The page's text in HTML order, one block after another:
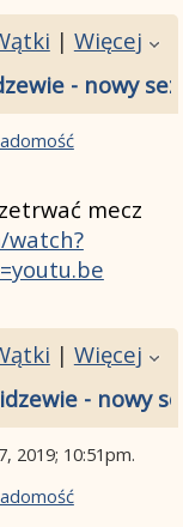
| Więcej
- nowy
mecz
watch?
| Więcej
- nowy
2019; 10:51pm.